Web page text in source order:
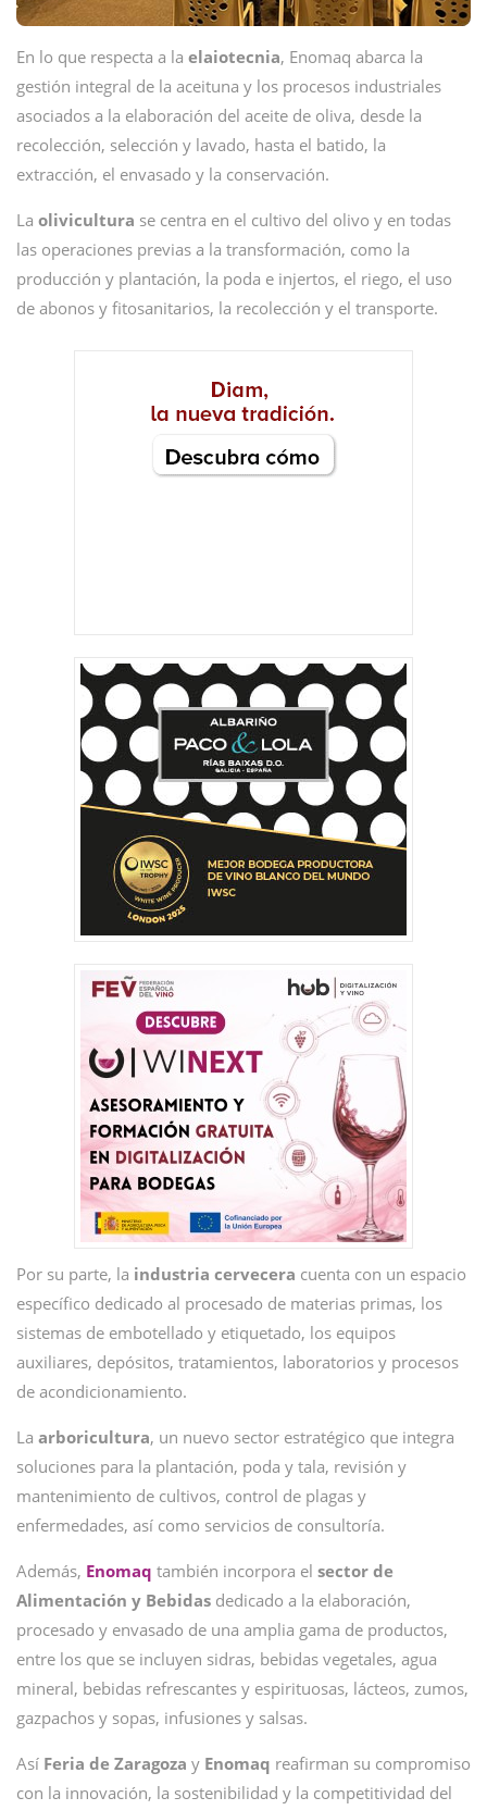
En lo que respecta a la elaiotecnia, Enomaq abarca la
gestión integral de la aceituna y los procesos industriales
asociados a la elaboración del aceite de oliva, desde la
recolección, selección y lavado, hasta el batido, la
extracción, el envasado y la conservación.
La olivicultura se centra en el cultivo del olivo y en todas
las operaciones previas a la transformación, como la
producción y plantación, la poda e injertos, el riego, el uso
de abonos y fitosanitarios, la recolección y el transporte.
Por su parte, la industria cervecera cuenta con un espacio
específico dedicado al procesado de materias primas, los
sistemas de embotellado y etiquetado, los equipos
auxiliares, depósitos, tratamientos, laboratorios y procesos
de acondicionamiento.
La arboricultura, un nuevo sector estratégico que integra
soluciones para la plantación, poda y tala, revisión y
mantenimiento de cultivos, control de plagas y
enfermedades, así como servicios de consultoría.
Además, Enomaq también incorpora el sector de
Alimentación y Bebidas dedicado a la elaboración,
procesado y envasado de una amplia gama de productos,
entre los que se incluyen sidras, bebidas vegetales, agua
mineral, bebidas refrescantes y espirituosas, lácteos, zumos,
gazpachos y sopas, infusiones y salsas.
Así Feria de Zaragoza y Enomaq reafirman su compromiso
con la innovación, la sostenibilidad y la competitividad del